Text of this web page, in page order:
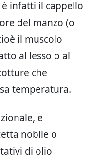
infatti il cappello
del manzo (o
il muscolo
al lesso o al
che
temperatura.
e
nobile o
di olio